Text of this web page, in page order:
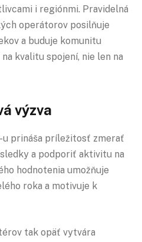
i regiónmi. Pravidelná
operátorov posilňuje
a buduje komunitu
kvalitu spojení, nie len na
výzva
u prináša príležitosť zmerať
a podporiť aktivitu na
hodnotenia umožňuje
roka a motivuje k
tak opäť vytvára